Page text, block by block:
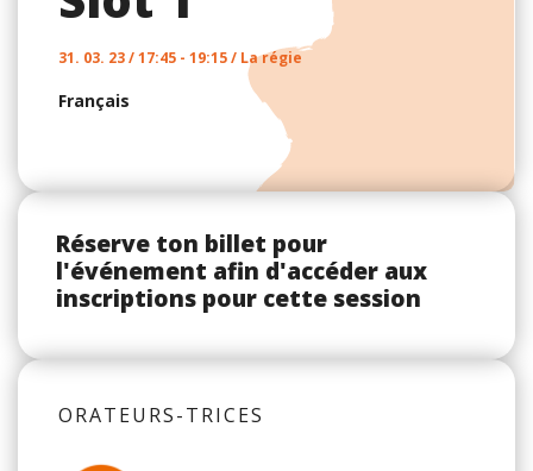
31. 03. 23 / 17:45 - 19:15 / La régie
Français
Réserve ton billet pour
l'événement afin d'accéder aux
inscriptions pour cette session
ORATEURS-TRICES